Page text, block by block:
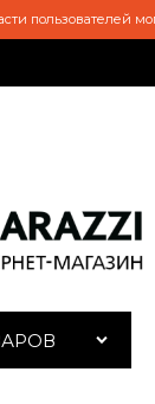
пользователей